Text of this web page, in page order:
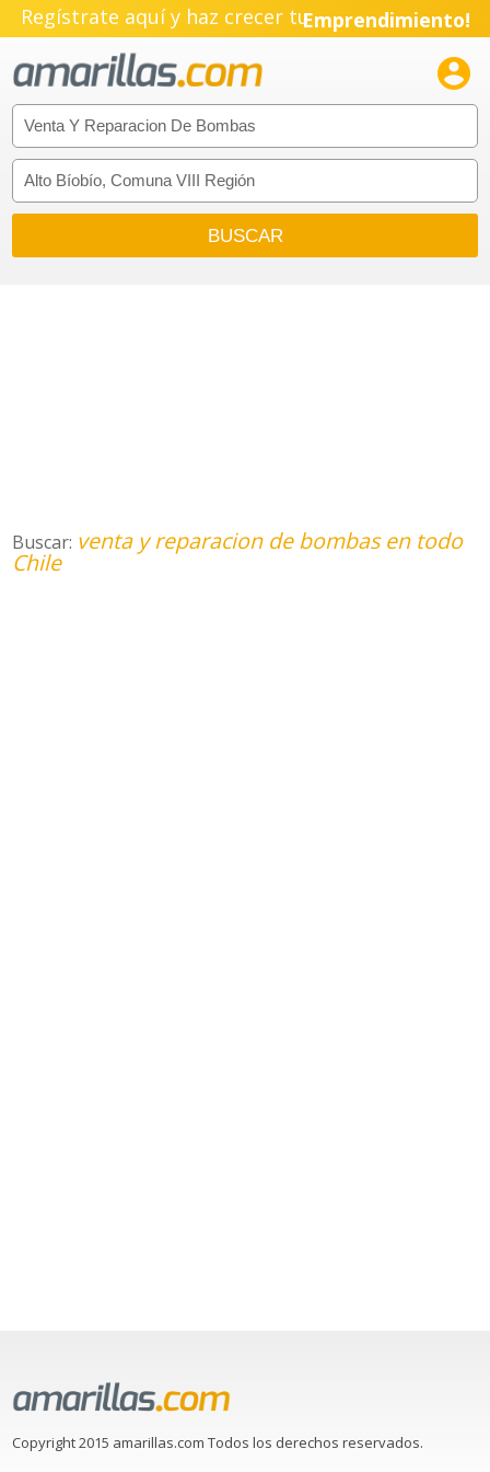
Regístrate aquí y haz crecer tuEmprendimiento!

Buscar: venta y reparacion de bombas en todo
Chile
Copyright 2015 amarillas.com Todos los derechos reservados.